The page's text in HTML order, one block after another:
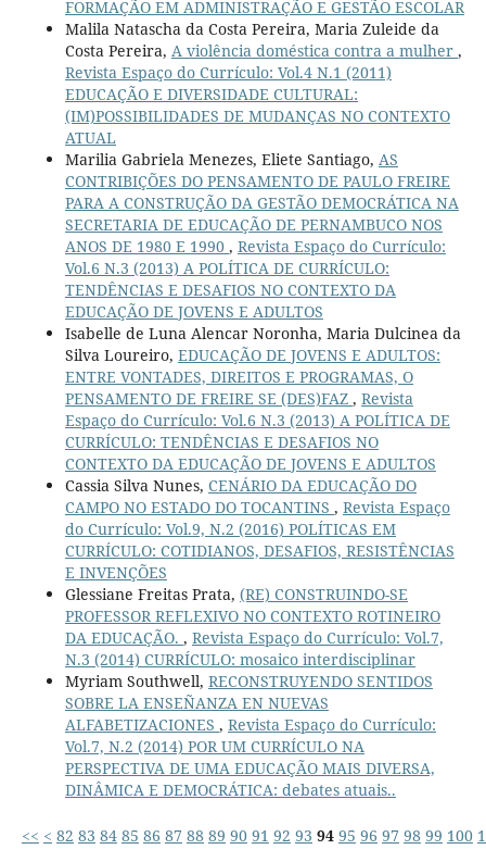
FORMAÇÃO EM ADMINISTRAÇÃO E GESTÃO ESCOLAR
Malila Natascha da Costa Pereira, Maria Zuleide da
Costa Pereira, A violência doméstica contra a mulher ,
Revista Espaço do Currículo: Vol.4 N.1 (2011)
EDUCAÇÃO E DIVERSIDADE CULTURAL:
(IM)POSSIBILIDADES DE MUDANÇAS NO CONTEXTO
ATUAL
Marilia Gabriela Menezes, Eliete Santiago, AS
CONTRIBIÇÕES DO PENSAMENTO DE PAULO FREIRE
PARA A CONSTRUÇÃO DA GESTÃO DEMOCRÁTICA NA
SECRETARIA DE EDUCAÇÃO DE PERNAMBUCO NOS
ANOS DE 1980 E 1990 , Revista Espaço do Currículo:
Vol.6 N.3 (2013) A POLÍTICA DE CURRÍCULO:
TENDÊNCIAS E DESAFIOS NO CONTEXTO DA
EDUCAÇÃO DE JOVENS E ADULTOS
Isabelle de Luna Alencar Noronha, Maria Dulcinea da
Silva Loureiro, EDUCAÇÃO DE JOVENS E ADULTOS:
ENTRE VONTADES, DIREITOS E PROGRAMAS, O
PENSAMENTO DE FREIRE SE (DES)FAZ , Revista
Espaço do Currículo: Vol.6 N.3 (2013) A POLÍTICA DE
CURRÍCULO: TENDÊNCIAS E DESAFIOS NO
CONTEXTO DA EDUCAÇÃO DE JOVENS E ADULTOS
Cassia Silva Nunes, CENÁRIO DA EDUCAÇÃO DO
CAMPO NO ESTADO DO TOCANTINS , Revista Espaço
do Currículo: Vol.9, N.2 (2016) POLÍTICAS EM
CURRÍCULO: COTIDIANOS, DESAFIOS, RESISTÊNCIAS
E INVENÇÕES
Glessiane Freitas Prata, (RE) CONSTRUINDO-SE
PROFESSOR REFLEXIVO NO CONTEXTO ROTINEIRO
DA EDUCAÇÃO. , Revista Espaço do Currículo: Vol.7,
N.3 (2014) CURRÍCULO: mosaico interdisciplinar
Myriam Southwell, RECONSTRUYENDO SENTIDOS
SOBRE LA ENSEÑANZA EN NUEVAS
ALFABETIZACIONES , Revista Espaço do Currículo:
Vol.7, N.2 (2014) POR UM CURRÍCULO NA
PERSPECTIVA DE UMA EDUCAÇÃO MAIS DIVERSA,
DINÂMICA E DEMOCRÁTICA: debates atuais..
<< < 82 83 84 85 86 87 88 89 90 91 92 93 94 95 96 97 98 99 100